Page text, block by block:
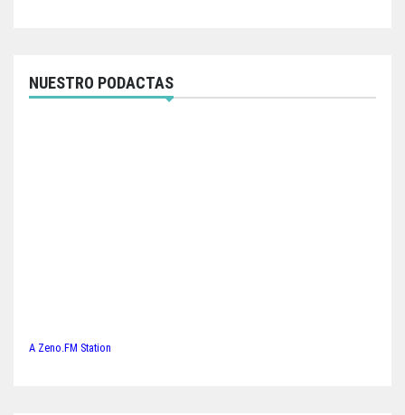
NUESTRO PODACTAS
A Zeno.FM Station